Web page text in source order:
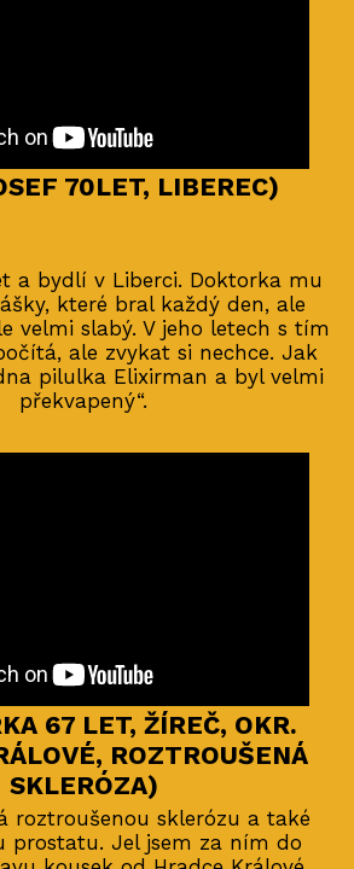
70LET, LIBEREC)
a bydlí v Liberci. Doktorka mu
které bral každý den, ale
velmi slabý. V jeho letech s tím
ale zvykat si nechce. Jak
pilulka Elixirman a byl velmi
překvapený“.
67 LET, ŽÍREČ, OKR.
ROZTROUŠENÁ
SKLERÓZA)
roztroušenou sklerózu a také
prostatu. Jel jsem za ním do